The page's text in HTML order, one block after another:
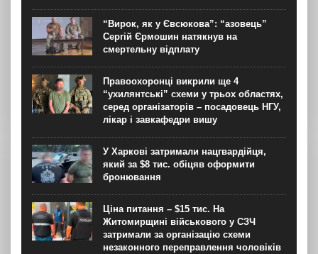
“Вирок, як у Євсюкова”: “азовець”
Сергій Єрмошин натякнув на
смертельну відплату
Правоохоронці викрили ще 4
“ухилянтські” схеми у трьох областях,
серед організаторів – посадовець НГУ,
лікар і завкафедри вишу
У Харкові затримали нацгвардійця,
який за $8 тис. обіцяв оформити
бронювання
Ціна питання – $15 тис. На
Житомирщині військового у СЗЧ
затримали за організацію схеми
незаконного переправлення чоловіків